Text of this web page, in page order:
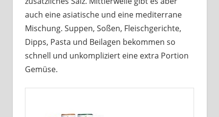
auch eine asiatische und eine mediterrane
Mischung. Suppen, Soßen, Fleischgerichte,
Dipps, Pasta und Beilagen bekommen so
schnell und unkompliziert eine extra Portion
Gemüse.